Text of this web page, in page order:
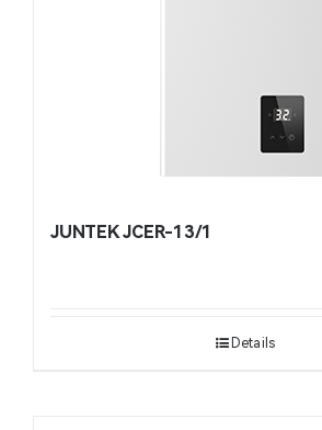
JUNTEK JCER-13/1
Details